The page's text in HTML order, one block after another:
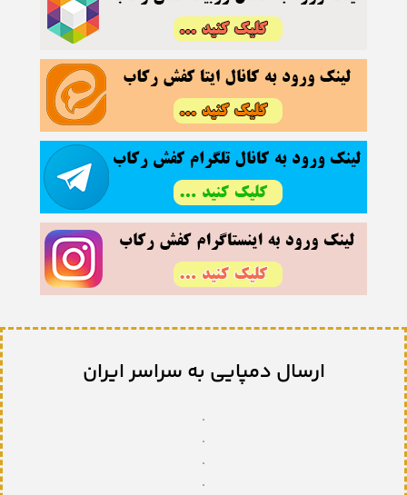
ارسال دمپایی به سراسر ایران
.
.
.
.